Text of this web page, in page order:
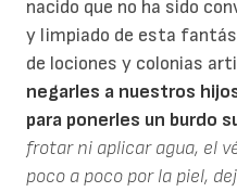
nacido que no ha sido
y limpiado de esta
de lociones y colonias
negarles a nuestros
para ponerles un burdo
frotar ni aplicar agua, el
poco a poco por la piel,